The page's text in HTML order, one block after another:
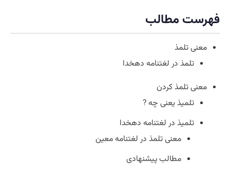
فهرست مطالب
معنی تلمذ
تلمذ در لغتنامه دهخدا
معنی تلمذ کردن
تلمیذ یعنی چه ?
تلمیذ در لغتنامه دهخدا
معنی تلمذ در لغتنامه معین
مطالب پیشنهادی